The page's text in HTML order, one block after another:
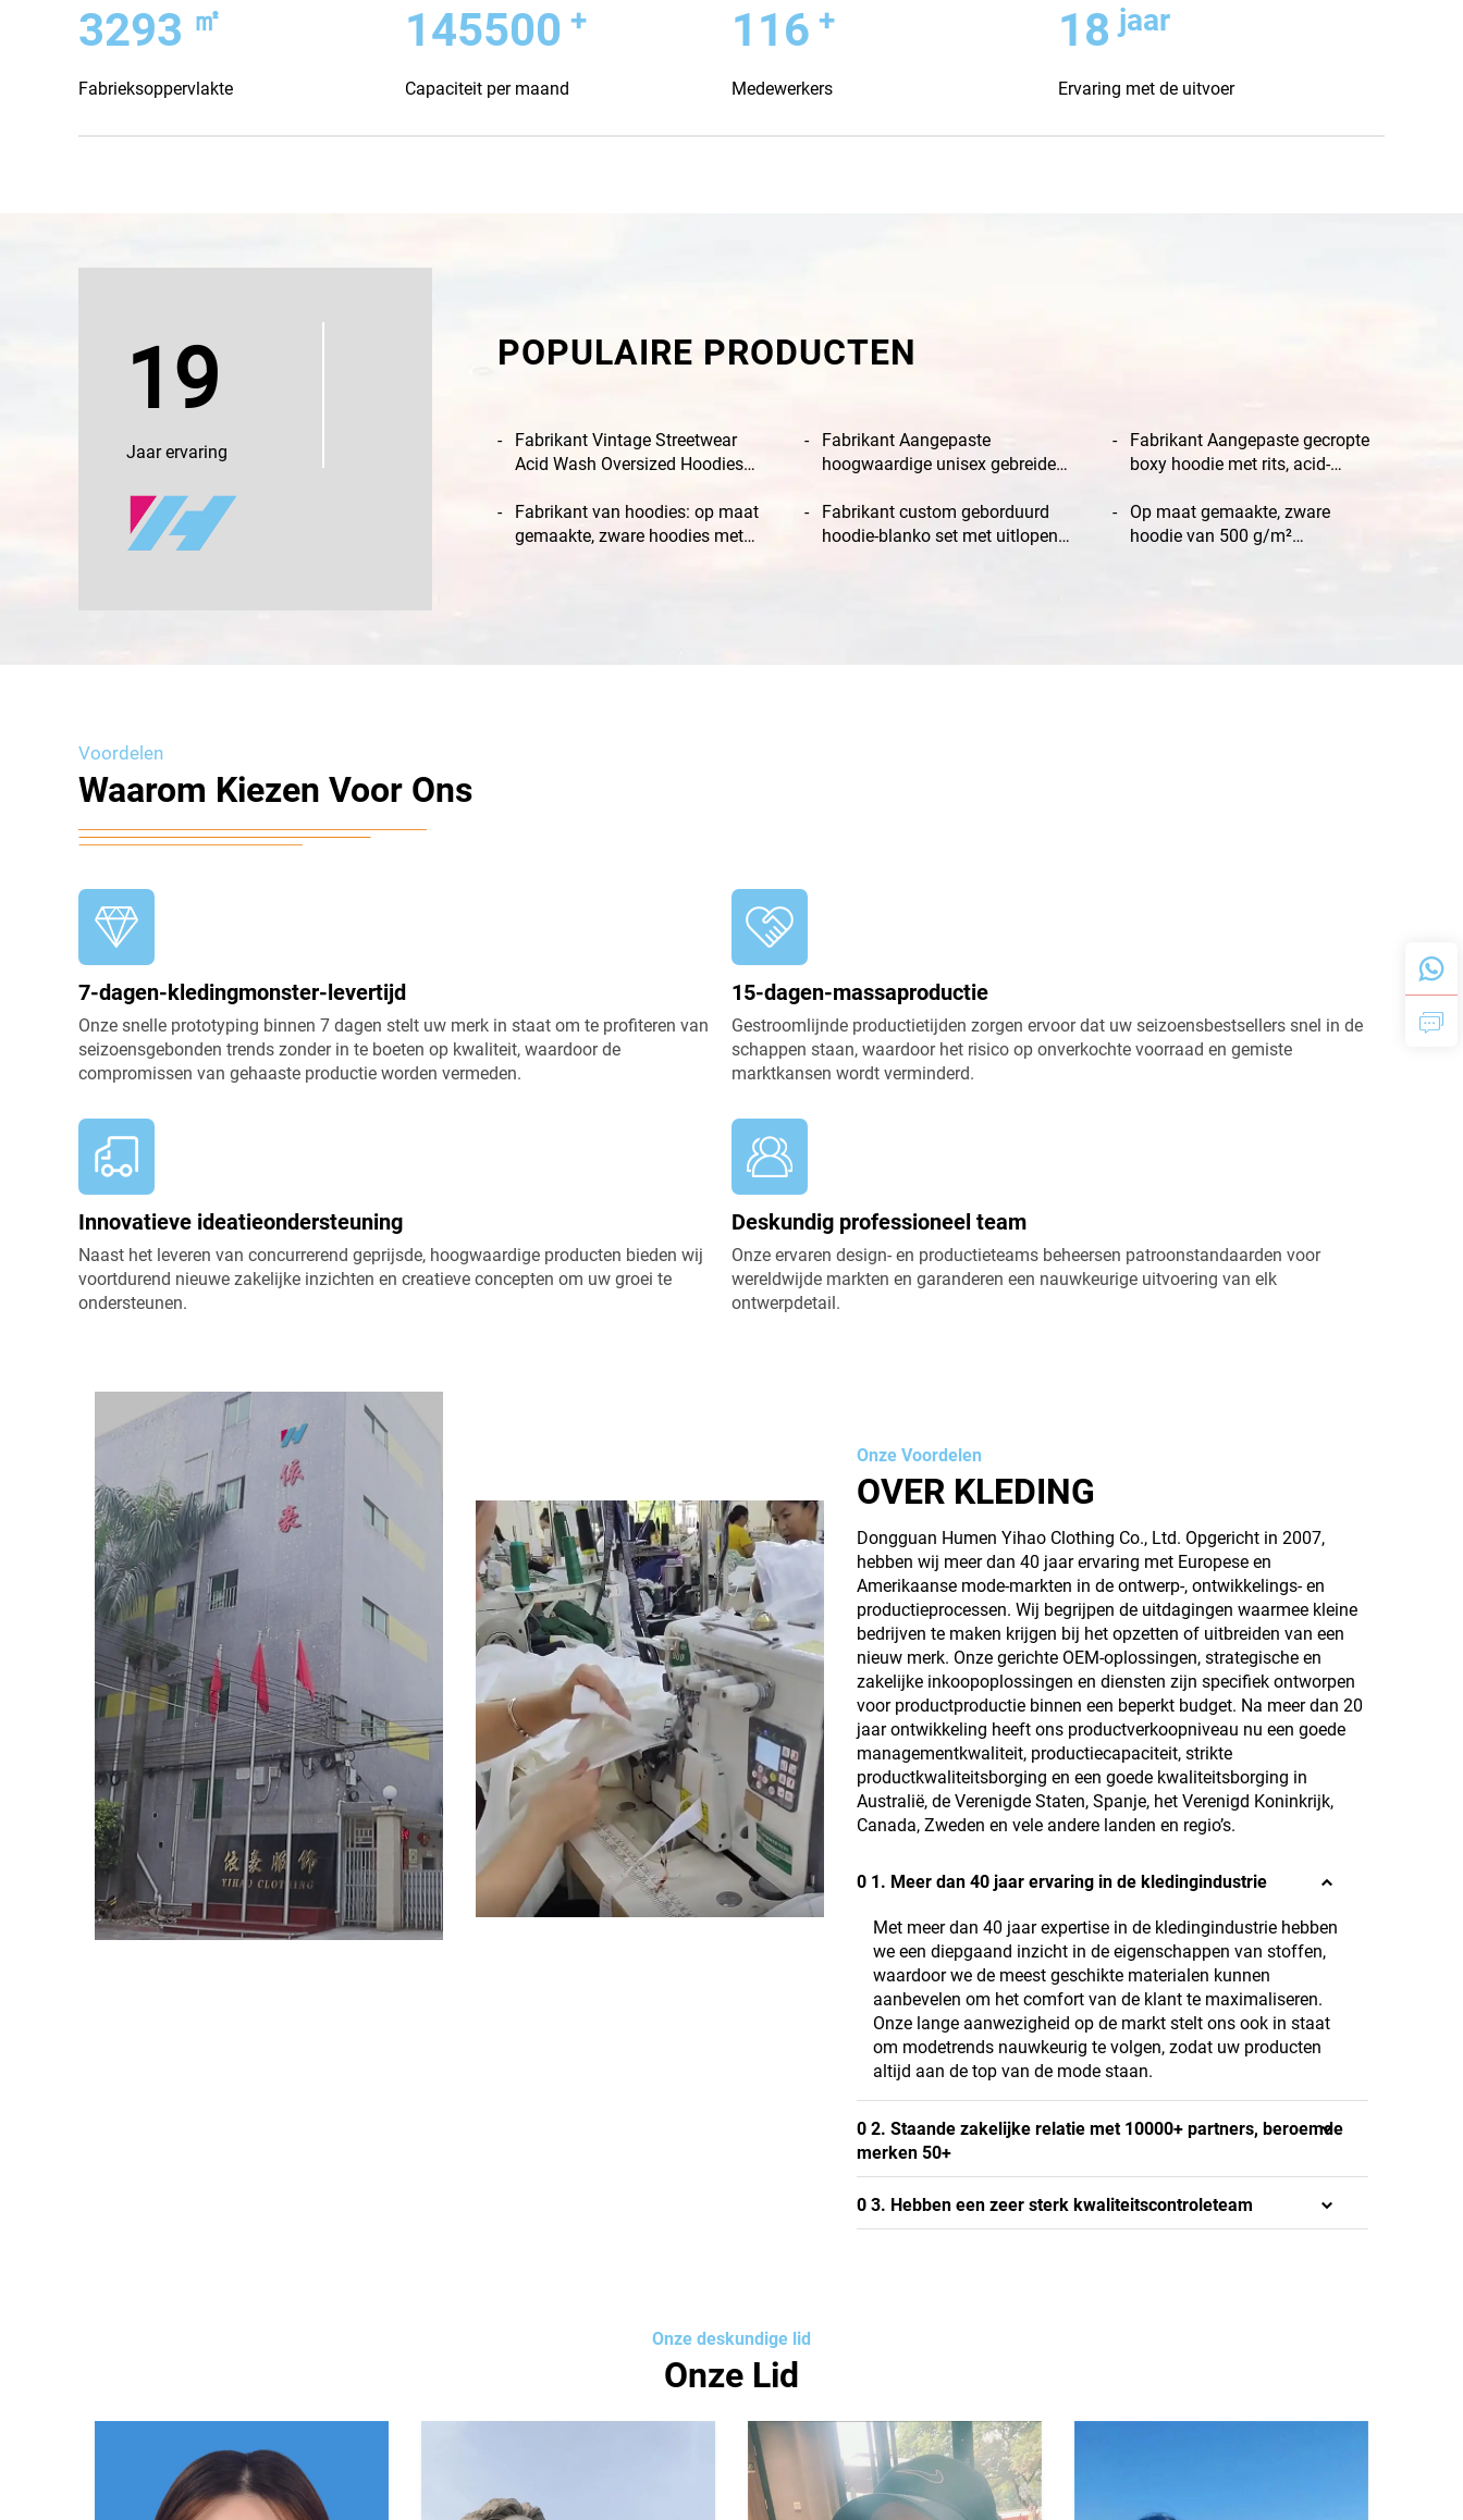
3395 ㎡
Fabrieksoppervlakte
150000 +
Capaciteit per maand
120 +
Medewerkers
19 jaar
Ervaring met de uitvoer
19
Jaar ervaring
POPULAIRE PRODUCTEN
Fabrikant Vintage Streetwear
Acid Wash Oversized Hoodies
hoogwaardige trainingsbroeken
en hoodie-set
Fabrikant Aangepaste
hoogwaardige unisex gebreide
en puff-print, 300 g/m²
Fabrikant Aangepaste gecropte
boxy hoodie met rits, acid-
French-terry-hoodies met
borduurwerk
Fabrikant van hoodies: op maat
gemaakte, zware hoodies met
Fabrikant custom geborduurd
hoodie-blanko set met uitlopende
Op maat gemaakte, zware
hoodie van 500 g/m²
Voordelen
Waarom Kiezen Voor Ons
7-dagen-kledingmonster-levertijd
Onze snelle prototyping binnen 7 dagen stelt uw merk in staat om te profiteren van
seizoensgebonden trends zonder in te boeten op kwaliteit, waardoor de
compromissen van gehaaste productie worden vermeden.
15-dagen-massaproductie
Gestroomlijnde productietijden zorgen ervoor dat uw seizoensbestsellers snel in de
schappen staan, waardoor het risico op onverkochte voorraad en gemiste
marktkansen wordt verminderd.
Innovatieve ideatieondersteuning
Naast het leveren van concurrerend geprijsde, hoogwaardige producten bieden wij
voortdurend nieuwe zakelijke inzichten en creatieve concepten om uw groei te
ondersteunen.
Deskundig professioneel team
Onze ervaren design- en productieteams beheersen patroonstandaarden voor
wereldwijde markten en garanderen een nauwkeurige uitvoering van elk
ontwerpdetail.
Onze Voordelen
OVER KLEDING
Dongguan Humen Yihao Clothing Co., Ltd. Opgericht in 2007,
hebben wij meer dan 40 jaar ervaring met Europese en
Amerikaanse mode-markten in de ontwerp-, ontwikkelings- en
productieprocessen. Wij begrijpen de uitdagingen waarmee kleine
bedrijven te maken krijgen bij het opzetten of uitbreiden van een
nieuw merk. Onze gerichte OEM-oplossingen, strategische en
zakelijke inkoopoplossingen en diensten zijn specifiek ontworpen
voor productproductie binnen een beperkt budget. Na meer dan 20
jaar ontwikkeling heeft ons productverkoopniveau nu een goede
managementkwaliteit, productiecapaciteit, strikte
productkwaliteitsborging en een goede kwaliteitsborging in
Australië, de Verenigde Staten, Spanje, het Verenigd Koninkrijk,
Canada, Zweden en vele andere landen en regio’s.
0 1. Meer dan 40 jaar ervaring in de kledingindustrie
Met meer dan 40 jaar expertise in de kledingindustrie hebben
we een diepgaand inzicht in de eigenschappen van stoffen,
waardoor we de meest geschikte materialen kunnen
aanbevelen om het comfort van de klant te maximaliseren.
Onze lange aanwezigheid op de markt stelt ons ook in staat
om modetrends nauwkeurig te volgen, zodat uw producten
altijd aan de top van de mode staan.
0 2. Staande zakelijke relatie met 10000+ partners, beroemde
merken 50+
0 3. Hebben een zeer sterk kwaliteitscontroleteam
Onze deskundige lid
Onze Lid